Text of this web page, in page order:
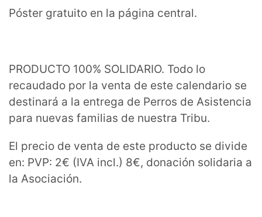
Póster gratuito en la página central.
PRODUCTO 100% SOLIDARIO. Todo lo
recaudado por la venta de este calendario se
destinará a la entrega de Perros de Asistencia
para nuevas familias de nuestra Tribu.
El precio de venta de este producto se divide
en: PVP: 2€ (IVA incl.) 8€, donación solidaria a
la Asociación.